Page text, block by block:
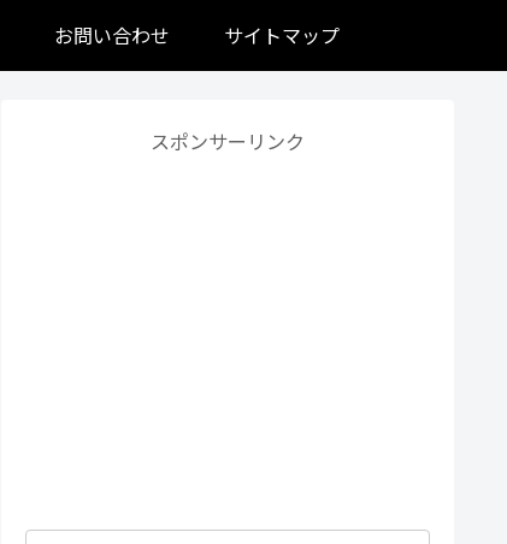
お問い合わせ サイトマップ
スポンサーリンク